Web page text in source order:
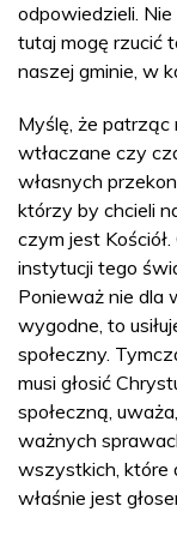
odpowiedzieli.
tutaj mogę rzucić
naszej gminie, w
Myślę, że patrząc
wtłaczane czy
własnych
którzy by chcieli
czym jest
instytucji tego
Ponieważ nie dla
wygodne, to
społeczny.
musi głosić
społeczną,
ważnych
wszystkich, które
właśnie jest